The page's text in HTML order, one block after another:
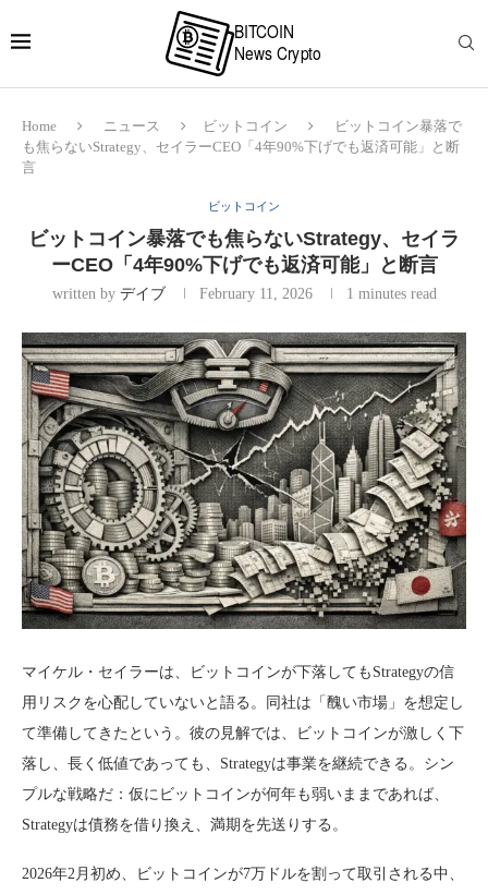
Home ニュース ビットコイン
ビットコイン暴落で
も焦らないStrategy、セイラーCEO「4年90%下げでも返済可能」と断
言
ビットコイン
ビットコイン暴落でも焦らないStrategy、セイラ
ーCEO「4年90%下げでも返済可能」と断言
written by デイブ February 11, 2026 1 minutes read
マイケル・セイラーは、ビットコインが下落してもStrategyの信
用リスクを心配していないと語る。同社は「醜い市場」を想定し
て準備してきたという。彼の見解では、ビットコインが激しく下
落し、長く低値であっても、Strategyは事業を継続できる。シン
プルな戦略だ：仮にビットコインが何年も弱いままであれば、
Strategyは債務を借り換え、満期を先送りする。
2026年2月初め、ビットコインが7万ドルを割って取引される中、